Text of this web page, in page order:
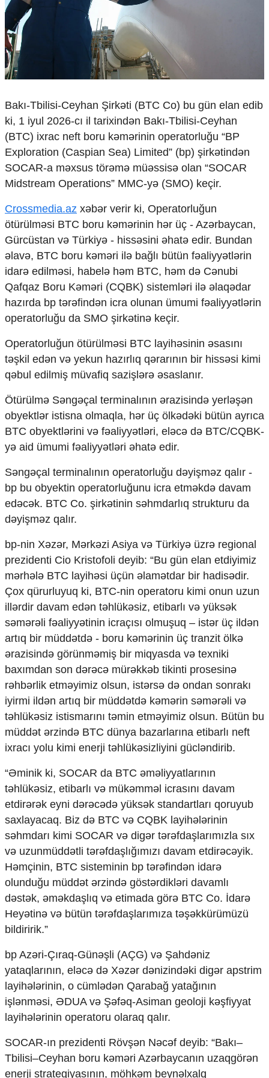
Çarpaz baxış
Təhlil
Sosioloji
Araşdırma
Multimedia
Foto
Video
İnfoqrafika
Podcast
Humanitar
Elm və təhsil
Mədəniyyət
Diaspor
Yüksəliş hekayəsi
Mədəniyyətimizin Zəfəri
Zəfər Diasporu
Səhiyyə
Ailə və uşaq
İqtisadiyyat
İqtisadi xəbərlər
Neft-qaz
Əmək və sosial siyasət
Kənd təsərrüfatı
Hərbi sənaye
Telekommunikasiya və nəqliyyat
COP29
Cəmiyyət
Crossmedia.az - 1 yaş
Siyasət
Məhkəmə və hüquq
Ekologiya
Zəfər - 5
Gənclər və İdman
Media və QHT
Hadisə
Sağlamlıq
Sosium
Mənəvi dəyərlər
Texnologiya
Mətbuat-150
Əlaqə
Missiyamız
Bakı-Tbilisi-Ceyhan Şirkəti (BTC Co) bu gün elan edib
ki, 1 iyul 2026-cı il tarixindən Bakı-Tbilisi-Ceyhan
(BTC) ixrac neft boru kəmərinin operatorluğu “BP
Exploration (Caspian Sea) Limited” (bp) şirkətindən
SOCAR-a məxsus törəmə müəssisə olan “SOCAR
Midstream Operations” MMC-yə (SMO) keçir.
Crossmedia.az xəbər verir ki, Operatorluğun
ötürülməsi BTC boru kəmərinin hər üç - Azərbaycan,
Gürcüstan və Türkiyə - hissəsini əhatə edir. Bundan
əlavə, BTC boru kəməri ilə bağlı bütün fəaliyyətlərin
idarə edilməsi, habelə həm BTC, həm də Cənubi
Qafqaz Boru Kəməri (CQBK) sistemləri ilə əlaqədar
hazırda bp tərəfindən icra olunan ümumi fəaliyyətlərin
operatorluğu da SMO şirkətinə keçir.
Operatorluğun ötürülməsi BTC layihəsinin əsasını
təşkil edən və yekun hazırlıq qərarının bir hissəsi kimi
qəbul edilmiş müvafiq sazişlərə əsaslanır.
Ötürülmə Səngəçal terminalının ərazisində yerləşən
obyektlər istisna olmaqla, hər üç ölkədəki bütün ayrıca
BTC obyektlərini və fəaliyyətləri, eləcə də BTC/CQBK-
yə aid ümumi fəaliyyətləri əhatə edir.
Səngəçal terminalının operatorluğu dəyişməz qalır -
bp bu obyektin operatorluğunu icra etməkdə davam
edəcək. BTC Co. şirkətinin səhmdarlıq strukturu da
dəyişməz qalır.
bp-nin Xəzər, Mərkəzi Asiya və Türkiyə üzrə regional
prezidenti Cio Kristofoli deyib: “Bu gün elan etdiyimiz
mərhələ BTC layihəsi üçün əlamətdar bir hadisədir.
Çox qürurluyuq ki, BTC-nin operatoru kimi onun uzun
illərdir davam edən təhlükəsiz, etibarlı və yüksək
səmərəli fəaliyyətinin icraçısı olmuşuq – istər üç ildən
artıq bir müddətdə - boru kəmərinin üç tranzit ölkə
ərazisində görünməmiş bir miqyasda və texniki
baxımdan son dərəcə mürəkkəb tikinti prosesinə
rəhbərlik etməyimiz olsun, istərsə də ondan sonrakı
iyirmi ildən artıq bir müddətdə kəmərin səmərəli və
təhlükəsiz istismarını təmin etməyimiz olsun. Bütün bu
müddət ərzində BTC dünya bazarlarına etibarlı neft
ixracı yolu kimi enerji təhlükəsizliyini gücləndirib.
“Əminik ki, SOCAR da BTC əməliyyatlarının
təhlükəsiz, etibarlı və mükəmməl icrasını davam
etdirərək eyni dərəcədə yüksək standartları qoruyub
saxlayacaq. Biz də BTC və CQBK layihələrinin
səhmdarı kimi SOCAR və digər tərəfdaşlarımızla sıx
və uzunmüddətli tərəfdaşlığımızı davam etdirəcəyik.
Həmçinin, BTC sisteminin bp tərəfindən idarə
olunduğu müddət ərzində göstərdikləri davamlı
dəstək, əməkdaşlıq və etimada görə BTC Co. İdarə
Heyətinə və bütün tərəfdaşlarımıza təşəkkürümüzü
bildiririk.”
bp Azəri-Çıraq-Günəşli (AÇG) və Şahdəniz
yataqlarının, eləcə də Xəzər dənizindəki digər apstrim
layihələrinin, o cümlədən Qarabağ yatağının
işlənməsi, ƏDUA və Şəfəq-Asiman geoloji kəşfiyyat
layihələrinin operatoru olaraq qalır.
SOCAR-ın prezidenti Rövşən Nəcəf deyib: “Bakı–
Tbilisi–Ceyhan boru kəməri Azərbaycanın uzaqgörən
enerji strategiyasının, möhkəm beynəlxalq